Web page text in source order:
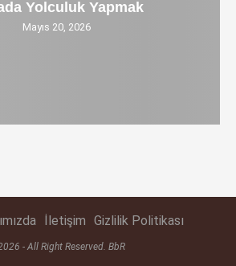
Yolculuk Yapmak
Mayıs 20, 2026
İletişim Gizlilik Politikası
- All Right Reserved. BbR